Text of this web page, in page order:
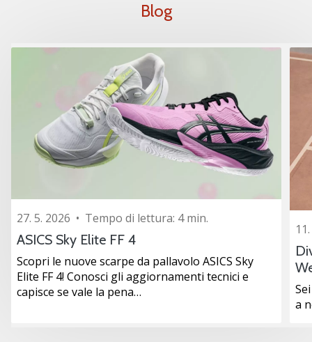
Blog
27. 5. 2026 • Tempo di lettura: 4 min.
ASICS Sky Elite FF 4
Scopri le nuove scarpe da pallavolo ASICS Sky
Elite FF 4! Conosci gli aggiornamenti tecnici e
capisce se vale la pena…
a